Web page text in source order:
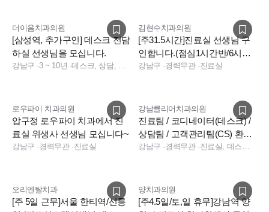
더이음치과의원
[삼성역, 추가구인] 데스크 전담
하실 선생님을 모십니다.
강남구 ·3 ~ 10년 · 데스크, 상담, 전화응대(CS), 보험청구, 실장, 기타
김현수치과의원
[주31.5시간]진료실 선생님 구
인합니다.(점심1시간반/6시퇴
근/야간없음)
강남구 ·경력무관·진료실
로우파이 치과의원
압구정 로우파이 치과에서 진
료실 위생사 선생님 모십니다~
강남구 ·경력무관·진료실
강남클리어치과의원
진료팀 / 코디네이터(데스크) /
상담팀 / 고객관리팀(CS) 환영
합니다
강남구 ·경력무관· 진료실, 데스크, 수술실, 수술실, 진료실, 전화응대(CS), 상담, 데스크
오리엔탈치과
[주 5일 근무]서울 한티역/선릉
양치과의원
[주4.5일/토,일 휴무]강남역 양